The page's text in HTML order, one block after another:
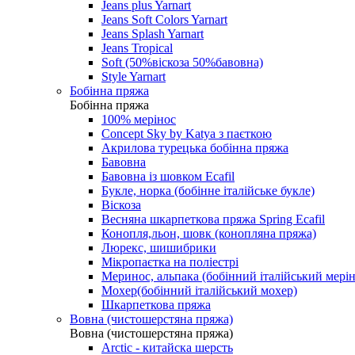
Jeans plus Yarnart
Jeans Soft Colors Yarnart
Jeans Splash Yarnart
Jeans Tropical
Soft (50%віскоза 50%бавовна)
Style Yarnart
Бобінна пряжа
Бобінна пряжа
100% мерінос
Concept Sky by Katya з паєткою
Акрилова турецька бобінна пряжа
Бавовна
Бавовна із шовком Ecafil
Букле, норка (бобінне італійське букле)
Віскоза
Весняна шкарпеткова пряжа Spring Ecafil
Конопля,льон, шовк (конопляна пряжа)
Люрекс, шишибрики
Мікропаєтка на поліестрі
Меринос, альпака (бобінний італійський
Мохер(бобінний італійський мохер)
Шкарпеткова пряжа
Вовна (чистошерстяна пряжа)
Вовна (чистошерстяна пряжа)
Arctic - китайска шерсть